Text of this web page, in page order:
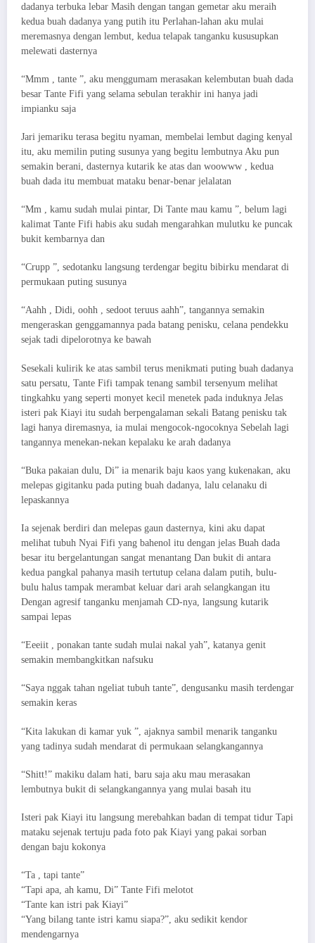
dadanya terbuka lebar Masih dengan tangan gemetar aku meraih
kedua buah dadanya yang putih itu Perlahan-lahan aku mulai
meremasnya dengan lembut, kedua telapak tanganku kususupkan
melewati dasternya
“Mmm , tante ”, aku menggumam merasakan kelembutan buah dada
besar Tante Fifi yang selama sebulan terakhir ini hanya jadi
impianku saja
Jari jemariku terasa begitu nyaman, membelai lembut daging kenyal
itu, aku memilin puting susunya yang begitu lembutnya Aku pun
semakin berani, dasternya kutarik ke atas dan woowww , kedua
buah dada itu membuat mataku benar-benar jelalatan
“Mm , kamu sudah mulai pintar, Di Tante mau kamu ”, belum lagi
kalimat Tante Fifi habis aku sudah mengarahkan mulutku ke puncak
bukit kembarnya dan
“Crupp ”, sedotanku langsung terdengar begitu bibirku mendarat di
permukaan puting susunya
“Aahh , Didi, oohh , sedoot teruus aahh”, tangannya semakin
mengeraskan genggamannya pada batang penisku, celana pendekku
sejak tadi dipelorotnya ke bawah
Sesekali kulirik ke atas sambil terus menikmati puting buah dadanya
satu persatu, Tante Fifi tampak tenang sambil tersenyum melihat
tingkahku yang seperti monyet kecil menetek pada induknya Jelas
isteri pak Kiayi itu sudah berpengalaman sekali Batang penisku tak
lagi hanya diremasnya, ia mulai mengocok-ngocoknya Sebelah lagi
tangannya menekan-nekan kepalaku ke arah dadanya
“Buka pakaian dulu, Di” ia menarik baju kaos yang kukenakan, aku
melepas gigitanku pada puting buah dadanya, lalu celanaku di
lepaskannya
Ia sejenak berdiri dan melepas gaun dasternya, kini aku dapat
melihat tubuh Nyai Fifi yang bahenol itu dengan jelas Buah dada
besar itu bergelantungan sangat menantang Dan bukit di antara
kedua pangkal pahanya masih tertutup celana dalam putih, bulu-
bulu halus tampak merambat keluar dari arah selangkangan itu
Dengan agresif tanganku menjamah CD-nya, langsung kutarik
sampai lepas
“Eeeiit , ponakan tante sudah mulai nakal yah”, katanya genit
semakin membangkitkan nafsuku
“Saya nggak tahan ngeliat tubuh tante”, dengusanku masih terdengar
semakin keras
“Kita lakukan di kamar yuk ”, ajaknya sambil menarik tanganku
yang tadinya sudah mendarat di permukaan selangkangannya
“Shitt!” makiku dalam hati, baru saja aku mau merasakan
lembutnya bukit di selangkangannya yang mulai basah itu
Isteri pak Kiayi itu langsung merebahkan badan di tempat tidur Tapi
mataku sejenak tertuju pada foto pak Kiayi yang pakai sorban
dengan baju kokonya
“Ta , tapi tante”
“Tapi apa, ah kamu, Di” Tante Fifi melotot
“Tante kan istri pak Kiayi”
“Yang bilang tante istri kamu siapa?”, aku sedikit kendor
mendengarnya